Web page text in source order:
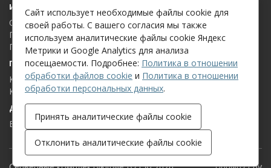
Информация
О компании
Политика в отношении обработки файлов cookie
Политика в отношении обработки персональных данных
Поддержка клиентов
Контакты
Карта сайта
Дополнительно
Бренды
Сайт использует необходимые файлы cookie для
своей работы. С вашего согласия мы также
используем аналитические файлы cookie Яндекс
Метрики и Google Analytics для анализа
посещаемости. Подробнее: Политика в отношении
обработки файлов cookie и Политика в отношении
обработки персональных данных.
Принять аналитические файлы cookie
Отклонить аналитические файлы cookie